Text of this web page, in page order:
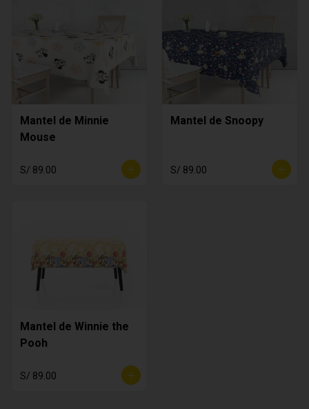
Mantel de Minnie
Mouse
S/ 89.00
Mantel de Snoopy
S/ 89.00
Mantel de Winnie the
Pooh
S/ 89.00